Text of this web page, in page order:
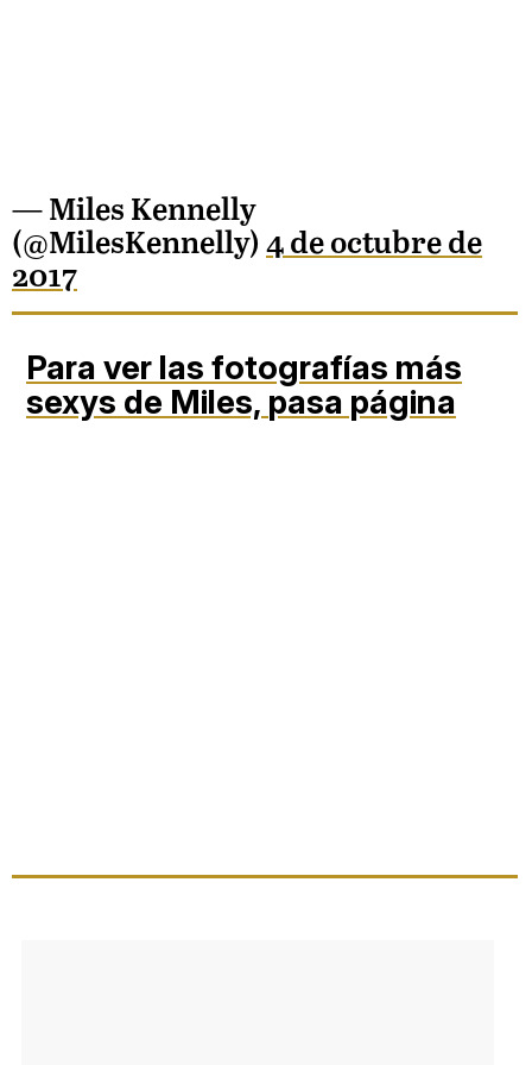
— Miles Kennelly
(@MilesKennelly) 4 de octubre de
2017
Para ver las fotografías más
sexys de Miles, pasa página